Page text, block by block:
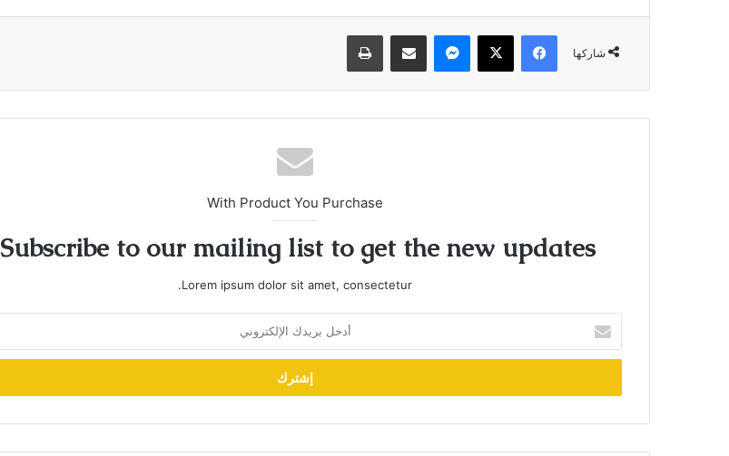
شاركها
فيسبوك X ماسنجر مشاركة عبر البريد طباعة
With Product You Purchase
Subscribe to our mailing list to get the new updates!
Lorem ipsum dolor sit amet, consectetur.
بريدك
الإلكتروني